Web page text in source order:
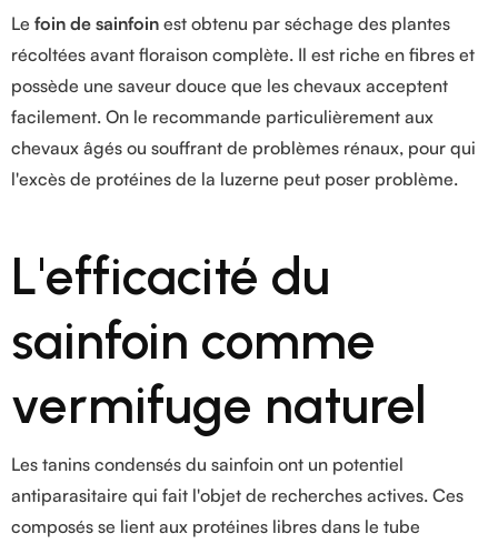
Le foin de sainfoin est obtenu par séchage des plantes
récoltées avant floraison complète. Il est riche en fibres et
possède une saveur douce que les chevaux acceptent
facilement. On le recommande particulièrement aux
chevaux âgés ou souffrant de problèmes rénaux, pour qui
l'excès de protéines de la luzerne peut poser problème.
L'efficacité du
sainfoin comme
vermifuge naturel
Les tanins condensés du sainfoin ont un potentiel
antiparasitaire qui fait l'objet de recherches actives. Ces
composés se lient aux protéines libres dans le tube